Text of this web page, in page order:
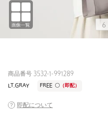
6
商品番号 3532-1-991289
LT.GRAY FREE 〇（即配）
即配について